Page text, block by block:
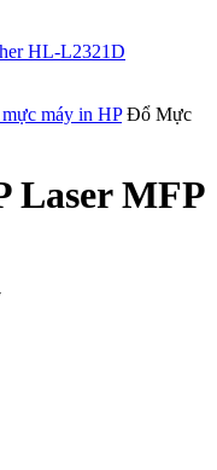
HL-L2321D
máy in HP Đổ Mực
Laser MFP